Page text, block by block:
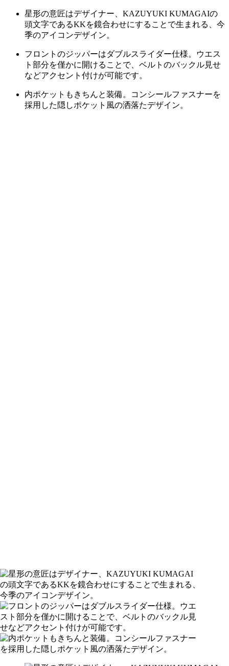
星形の意匠はデザイナー、KAZUYUKI KUMAGAIの
頭文字であるKKを鏡合わせにすることで生まれる、今
季のアイコンデザイン。
フロントのジッパーはダブルスライダー仕様。ウエス
ト部分を僅かに開けることで、ベルトのバックル見せ
などアクセント付けが可能です。
内ポケットもきちんと装備。コンシールファスナーを
採用した隠しポケット風の洒落たデザイン。